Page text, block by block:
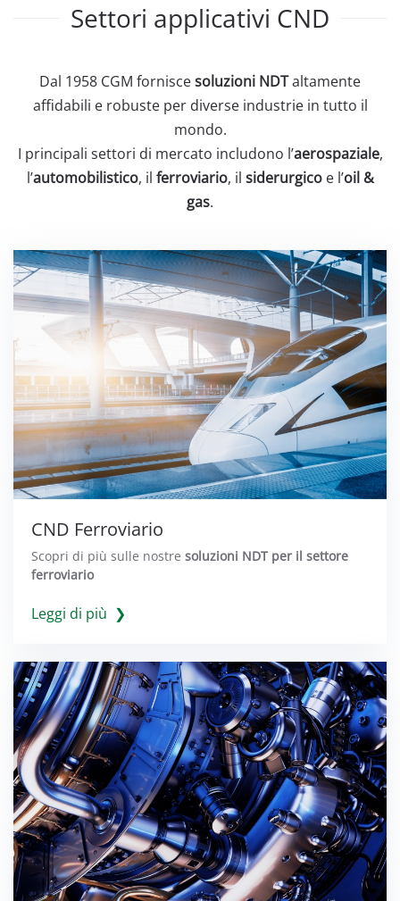
Settori applicativi CND
Dal 1958 CGM forniscesoluzioni NDTaltamente
affidabili e robuste per diverse industrie in tutto il
mondo.
I principali settori di mercato includono l’aerospaziale,
l’automobilistico, il ferroviario, il siderurgicoe l’oil &
gas.
CND Ferroviario
Scopri di più sulle nostre soluzioni NDT per il settore
ferroviario
Leggi di più ❯